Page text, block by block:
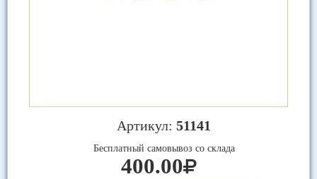
Артикул: 51141
Бесплатный самовывоз со склада
400.00